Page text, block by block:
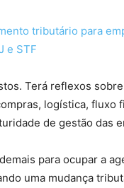
tributário para
e STF
Terá reflexos
logística, fluxo
de gestão das
para ocupar a
uma mudança